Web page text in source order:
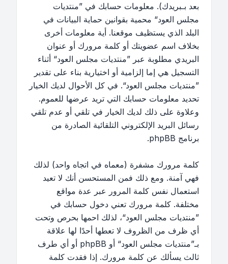
بعد بـبريدك). معلومات حسابك في ”منتديات
مجلس العود“ محمية بقوانين حماية البيانات في
البلد الذي يستظيف موقعنا. أية معلومات أخرى
بخلاف اسم عضويتك أو كلمة مرورك أو عنوان
البريدي مطلوبة عبر ”منتديات مجلس العود“ أثناء
التسجيل هي إما إلزامية أو اختيارية بناء على تقدير
”منتديات مجلس العود“. في كل الأحوال لديك الخيار
تحديد معلومات حسابك التي تريد عرضها للعموم.
وعلاوة على ذلك لديك الخيار في تلقي أو عدم تلقي
رسائل البريد الإلكتروني التلقائية الصادرة من
برنامج phpBB.
كلمة مرورك مشفرة (معماه في اتجاه واحد) لذلك
فهي آمنة. ومع ذلك فمن المستحسن أنك لا تعيد
استعمال نفس كلمة المرور عبر عدة مواقع
مختلفة. كلمة مرورك تعني دخول حسابك في
”منتديات مجلس العود“، لذلك احمها بحرص وتحت
أي ظرف من الظروف لا تعطها أحدًا لها علاقة
بـ”منتديات مجلس العود“ أو phpBB أو أي طرف
ثالث يسألك عن كلمة مرورك. إذا فقدت كلمة